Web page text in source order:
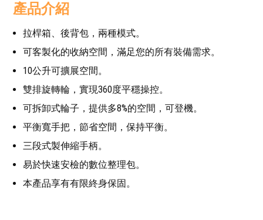
產品介紹
拉桿箱、後背包，兩種模式。
可客製化的收納空間，滿足您的所有裝備需求。
10公升可擴展空間。
雙排旋轉輪，實現360度平穩操控。
可拆卸式輪子，提供多8%的空間，可登機。
平衡寬手把，節省空間，保持平衡。
三段式製伸縮手柄。
易於快速安檢的數位整理包。
本產品享有有限終身保固。